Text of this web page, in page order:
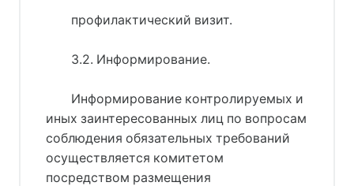
профилактический визит.
3.2. Информирование.
Информирование контролируемых и
иных заинтересованных лиц по вопросам
соблюдения обязательных требований
осуществляется комитетом
посредством размещения